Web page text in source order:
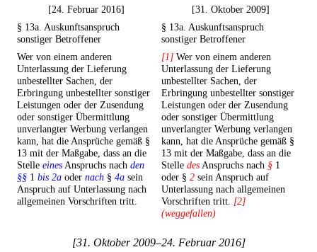
[24. Februar 2016]
[31. Oktober 2009]
§ 13a. Auskunftsanspruch
sonstiger Betroffener
§ 13a. Auskunftsanspruch
sonstiger Betroffener
Wer von einem anderen
Unterlassung der Lieferung
unbestellter Sachen, der
Erbringung unbestellter sonstiger
Leistungen oder der Zusendung
oder sonstiger Übermittlung
unverlangter Werbung verlangen
kann, hat die Ansprüche gemäß §
13 mit der Maßgabe, dass an die
Stelle einesAnspruchs nach den
§§ 1 bis 2a oder nach § 4a sein
Anspruch auf Unterlassung nach
allgemeinen Vorschriften tritt.
[1] Wer von einem anderen
Unterlassung der Lieferung
unbestellter Sachen, der
Erbringung unbestellter sonstiger
Leistungen oder der Zusendung
oder sonstiger Übermittlung
unverlangter Werbung verlangen
kann, hat die Ansprüche gemäß §
13 mit der Maßgabe, dass an die
Stelle desAnspruchs nach § 1
oder § 2 sein Anspruch auf
Unterlassung nach allgemeinen
Vorschriften tritt. [2]
(weggefallen)
[31. Oktober 2009–24. Februar 2016]